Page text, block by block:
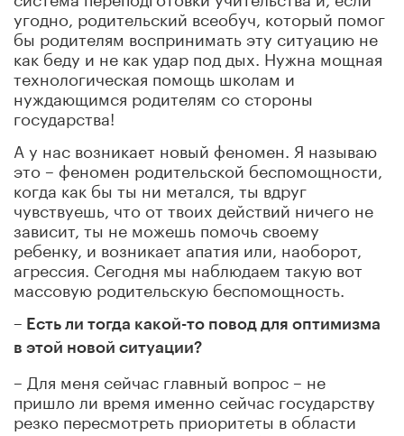
угодно, родительский всеобуч, который помог
бы родителям воспринимать эту ситуацию не
как беду и не как удар под дых. Нужна мощная
технологическая помощь школам и
нуждающимся родителям со стороны
государства!
А у нас возникает новый феномен. Я называю
это – феномен родительской беспомощности,
когда как бы ты ни метался, ты вдруг
чувствуешь, что от твоих действий ничего не
зависит, ты не можешь помочь своему
ребенку, и возникает апатия или, наоборот,
агрессия. Сегодня мы наблюдаем такую вот
массовую родительскую беспомощность.
– Есть ли тогда какой-то повод для оптимизма
в этой новой ситуации?
– Для меня сейчас главный вопрос – не
пришло ли время именно сейчас государству
резко пересмотреть приоритеты в области